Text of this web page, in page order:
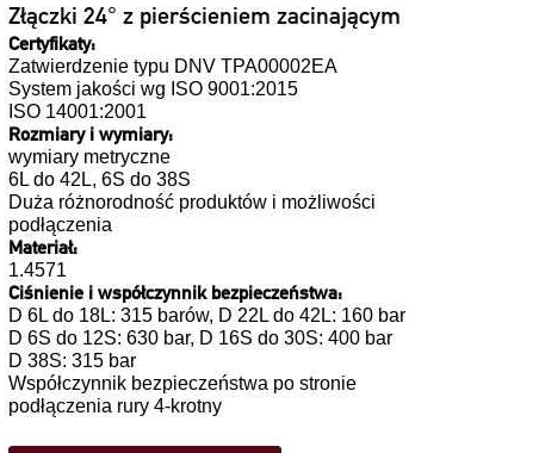
Złączki 24° z pierścieniem zacinającym
Certyfikaty:
Zatwierdzenie typu DNV TPA00002EA
System jakości wg ISO 9001:2015
ISO 14001:2001
Rozmiary i wymiary:
wymiary metryczne
6L do 42L, 6S do 38S
Duża różnorodność produktów i możliwości
podłączenia
Materiał:
1.4571
Ciśnienie i współczynnik bezpieczeństwa:
D 6L do 18L: 315 barów, D 22L do 42L: 160 bar
D 6S do 12S: 630 bar, D 16S do 30S: 400 bar
D 38S: 315 bar
Współczynnik bezpieczeństwa po stronie
podłączenia rury 4-krotny